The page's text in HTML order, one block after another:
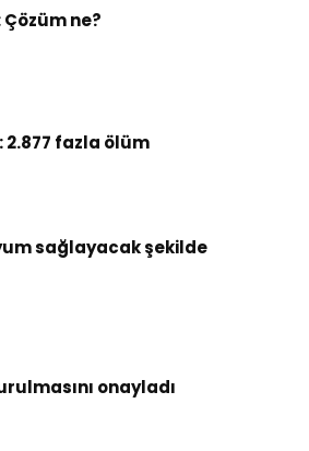
ne?
2.877 fazla ölüm
sağlayacak şekilde
onayladı